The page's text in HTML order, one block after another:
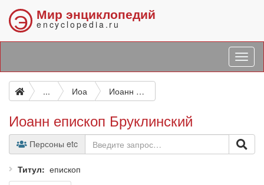
Э Мир энциклопедий
encyclopedia.ru
... Иоа Иоанн епископ Бруклинский
Иоанн епископ Бруклинский
Персоны etc
Титул епископ